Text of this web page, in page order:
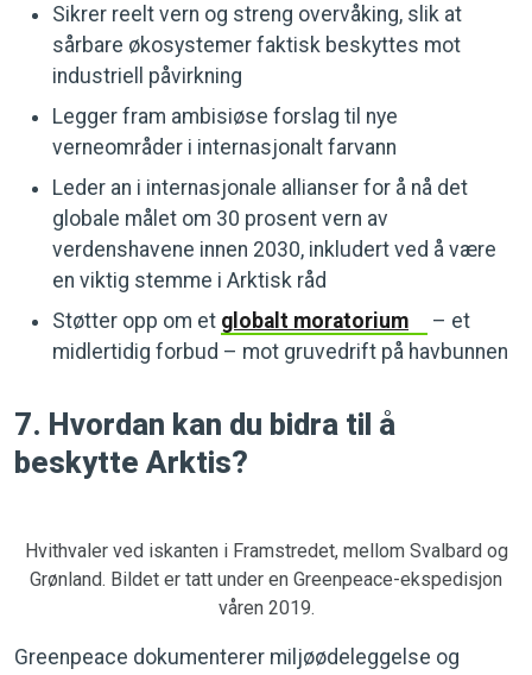
Sikrer reelt vern og streng overvåking, slik at
sårbare økosystemer faktisk beskyttes mot
industriell påvirkning
Legger fram ambisiøse forslag til nye
verneområder i internasjonalt farvann
Leder an i internasjonale allianser for å nå det
globale målet om 30 prosent vern av
verdenshavene innen 2030, inkludert ved å være
en viktig stemme i Arktisk råd
Støtter opp om et globalt moratorium
– et
midlertidig forbud – mot gruvedrift på havbunnen
7. Hvordan kan du bidra til å
beskytte Arktis?
Hvithvaler ved iskanten i Framstredet, mellom Svalbard og
Grønland. Bildet er tatt under en Greenpeace-ekspedisjon
våren 2019.
Greenpeace dokumenterer miljøødeleggelse og